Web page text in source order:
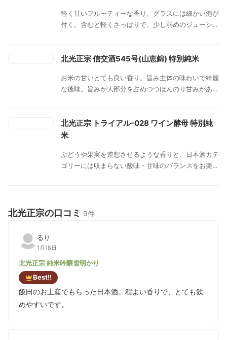
軽く甘いフルーティーな香り。グラスには細かい泡が
付く。含むと軽くさっぱりで、少し弱めのジューシ
北光正宗 信交酒545号(山恵錦) 特別純米
お米の甘いとても良い香り。旨み主体の味わいで綺麗
な後味。旨みが大部分を占めつつほんのり甘みがある
ほんのり渋み。旨みや甘みが控えめながらしっかりあ
ってクリア。食中とするとやや辛口でさっぱりした味
北光正宗 トライアル-028 ワイン酵母 特別純
米
ぶどうや果実を連想させるような香りと、日本酒カテ
ゴリーには収まらない酸味・甘味のバランスをお楽し
北光正宗の口コミ 9件
るり
1月18日
北光正宗 純米吟醸雪明かり
Best!!
飯田のお土産でもらった日本酒。程よい香りで、とても飲
めやすいです。